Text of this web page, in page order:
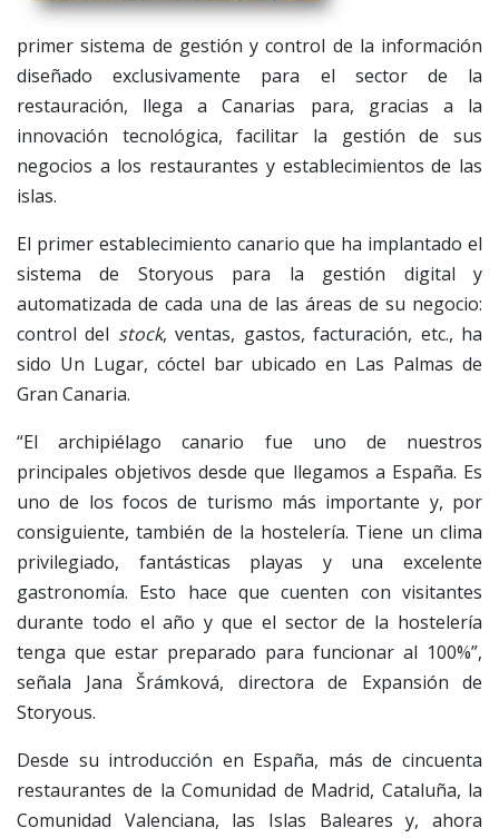
primer sistema de gestión y control de la información
diseñado exclusivamente para el sector de la
restauración, llega a Canarias para, gracias a la
innovación tecnológica, facilitar la gestión de sus
negocios a los restaurantes y establecimientos de las
islas.
El primer establecimiento canario que ha implantado el
sistema de Storyous para la gestión digital y
automatizada de cada una de las áreas de su negocio:
control del stock, ventas, gastos, facturación, etc., ha
sido Un Lugar, cóctel bar ubicado en Las Palmas de
Gran Canaria.
“El archipiélago canario fue uno de nuestros
principales objetivos desde que llegamos a España. Es
uno de los focos de turismo más importante y, por
consiguiente, también de la hostelería. Tiene un clima
privilegiado, fantásticas playas y una excelente
gastronomía. Esto hace que cuenten con visitantes
durante todo el año y que el sector de la hostelería
tenga que estar preparado para funcionar al 100%”,
señala Jana Šrámková, directora de Expansión de
Storyous.
Desde su introducción en España, más de cincuenta
restaurantes de la Comunidad de Madrid, Cataluña, la
Comunidad Valenciana, las Islas Baleares y, ahora